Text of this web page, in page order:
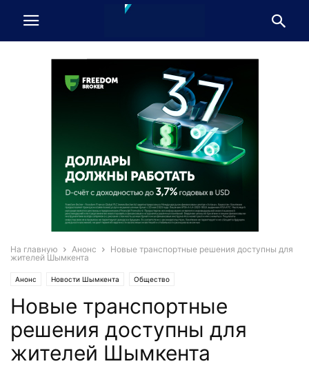
На главную Анонс
Новые транспортные решения доступны для
жителей Шымкента
Анонс Новости Шымкента Общество
Новые транспортные
решения доступны для
жителей Шымкента